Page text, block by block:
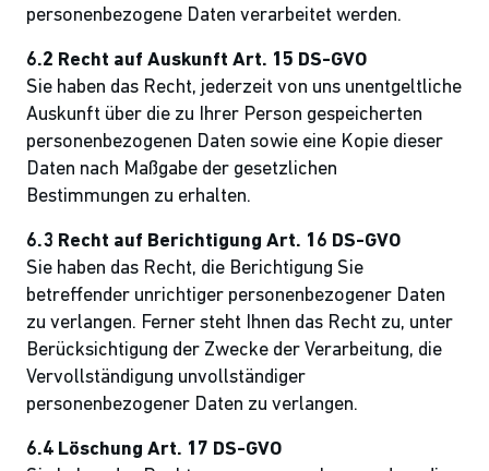
personenbezogene Daten verarbeitet werden.
6.2 Recht auf Auskunft Art. 15 DS-GVO
Sie haben das Recht, jederzeit von uns unentgeltliche
Auskunft über die zu Ihrer Person gespeicherten
personenbezogenen Daten sowie eine Kopie dieser
Daten nach Maßgabe der gesetzlichen
Bestimmungen zu erhalten.
6.3 Recht auf Berichtigung Art. 16 DS-GVO
Sie haben das Recht, die Berichtigung Sie
betreffender unrichtiger personenbezogener Daten
zu verlangen. Ferner steht Ihnen das Recht zu, unter
Berücksichtigung der Zwecke der Verarbeitung, die
Vervollständigung unvollständiger
personenbezogener Daten zu verlangen.
6.4 Löschung Art. 17 DS-GVO